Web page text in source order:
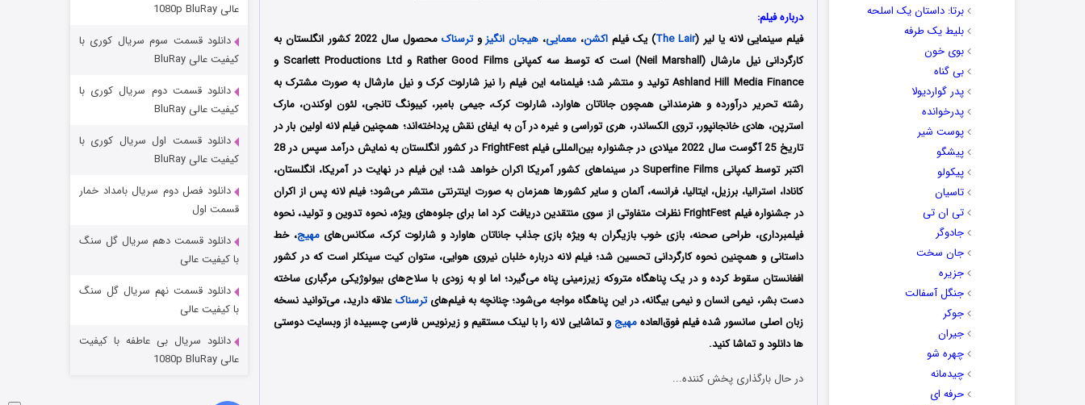
برتا: داستان یک اسلحه
بلیط یک‌‌ طرفه
بوی خون
بی گناه
پدر گواردیولا
پدرخوانده
پوست شیر
پیشگو
پیکولو
تاسیان
تی ان تی
جادوگر
جان سخت
جزیره
جنگل آسفالت
جوکر
جیران
چهره شو
چیدمانه
حرفه ای
درباره فیلم:
فیلم سینماییلانه یا لیر (
The Lair) یک فیلم اکشن، معمایی، هیجان انگیز وترسناک
محصول سال 2022 کشور انگلستان به
کارگردانی نیل مارشال (Neil Marshall) است که توسط سه کمپانی‌ Rather Good Films و Scarlett Productions Ltd و
Ashland Hill Media Finance تولید و منتشر شد؛ فیلمنامه این فیلم را نیز شارلوت کرک و نیل مارشال به صورت مشترک به
رشته تحریر درآورده و هنرمندانی همچون جاناتان هاوارد، شارلوت کرک، جیمی بامبر، کیبونگ تانجی، لئون اوکندن، مارک
استرپن، هادی خانجانپور، تروی الکساندر، هری توراسی و غیره در آن به ایفای نقش پرداخته‌اند؛ همچنین فیلم لانه اولین بار در
تاریخ 25 آگوست سال 2022 میلادی در جشنواره بین‌المللی فیلم FrightFest در کشور انگلستان به نمایش درآمد سپس در 28
اکتبر توسط کمپانی Superfine Films در سینماهای کشور آمریکا اکران خواهد شد؛ این فیلم در نهایت در آمریکا، انگلستان،
کانادا، استرالیا، برزیل، ایتالیا، فرانسه، آلمان و سایر کشورها همزمان به صورت اینترنتی منتشر می‌شود؛ فیلم لانه پس از اکران
در جشنواره فیلم FrightFest نظرات متفاوتی از سوی منتقدین دریافت کرد اما برای جلوه‌های ویژه، نحوه تدوین و تولید، نحوه
فیلمبرداری، طراحی صحنه، بازی خوب بازیگران به ویژه بازی جذاب جاناتان هاوارد و شارلوت کرک، سکانس‌هایمهیج، خط
داستانی و همچنین نحوه کارگردانی تحسین شد؛ فیلم لانه درباره خلبان نیروی هوایی، ستوان کیت سینکلر است که در کشور
افغانستان سقوط کرده و در یک پناهگاه متروکه زیرزمینی پناه می‌گیرد؛ اما او به زودی با سلاح‌های بیولوژیکی مرگباری ساخته
دست بشر، نیمی انسان و نیمی بیگانه، در این پناهگاه مواجه می‌شود؛ چنانچه به فیلم‌هایترسناکعلاقه دارید، می‌توانید نسخه
زبان اصلی سانسور شده فیلم فوق‌العادهمهیج و تماشایی لانه را با ‌لینک مستقیم و زیرنویس فارسی چسبیده از وبسایت دوستی
ها دانلود و تماشا کنید.
در حال بارگذاری پخش کننده...
مردگان متحرک: شهر مرده ۳
شکست استوارت در نجات جهان
قسمت 7 (زیرنویس) منتشر شد
عالی 1080p BluRay
دانلود قسمت سوم سریال کوری با
کیفیت عالی BluRay
دانلود قسمت دوم سریال کوری با
کیفیت عالی BluRay
دانلود قسمت اول سریال کوری با
کیفیت عالی BluRay
دانلود فصل دوم سریال بامداد خمار
قسمت اول
دانلود قسمت دهم سریال گل سنگ
با کیفیت عالی
دانلود قسمت نهم سریال گل سنگ
با کیفیت عالی
دانلود سریال بی عاطفه با کیفیت
عالی 1080p BluRay